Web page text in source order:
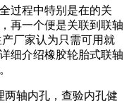
过程中特别是在的关
再一个便是关联到联轴
厂家认为只需可用就
细介绍橡胶轮胎式联轴
两轴内孔，查验内孔健